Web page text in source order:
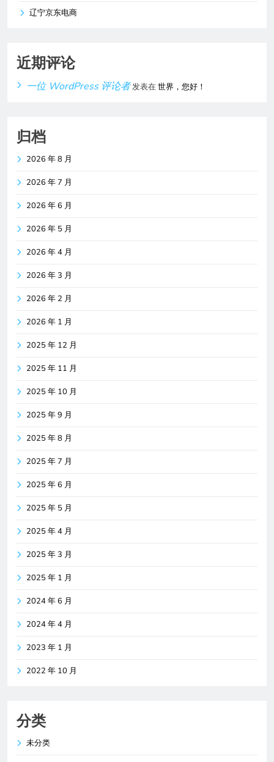
辽宁京东电商
近期评论
一位 WordPress 评论者发表在世界，您好！
归档
2026 年 8 月
2026 年 7 月
2026 年 6 月
2026 年 5 月
2026 年 4 月
2026 年 3 月
2026 年 2 月
2026 年 1 月
2025 年 12 月
2025 年 11 月
2025 年 10 月
2025 年 9 月
2025 年 8 月
2025 年 7 月
2025 年 6 月
2025 年 5 月
2025 年 4 月
2025 年 3 月
2025 年 1 月
2024 年 6 月
2024 年 4 月
2023 年 1 月
2022 年 10 月
分类
未分类